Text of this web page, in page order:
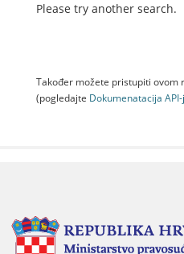
Please try another search.
Također možete pristupiti ovom
(pogledajte Dokumenаtаcijа API-